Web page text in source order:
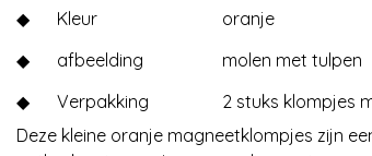
◆
Kleur
oranje
◆
afbeelding
molen met tulpen
◆
Verpakking
2 stuks klompjes
Deze kleine oranje magneetklompjes zijn